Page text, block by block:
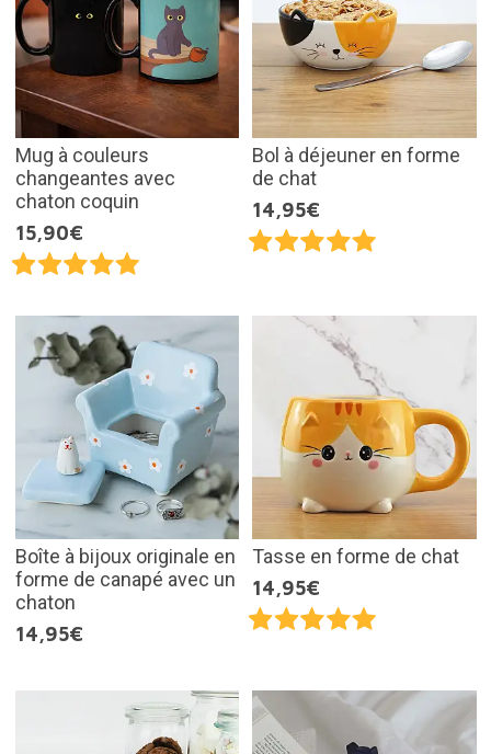
Mug à couleurs
changeantes avec
chaton coquin
15,90€
Bol à déjeuner en forme
de chat
14,95€
Boîte à bijoux originale en
forme de canapé avec un
chaton
14,95€
Tasse en forme de chat
14,95€